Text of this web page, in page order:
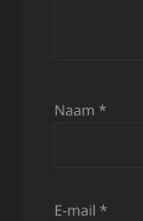
Naam *
E-mail *